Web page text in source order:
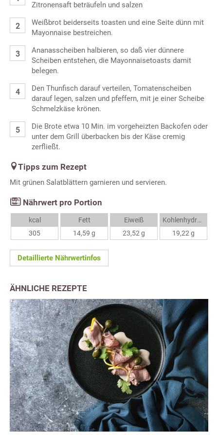
Zitronensaft beträufeln und salzen
Weißbrot beiderseits toasten und eine Seite dünn mit
Mayonnaise bestreichen.
Ananasscheiben halbieren, so daß vier dünnere
Scheiben entstehen, die Mayonnaisetoasts damit
belegen.
Den Thunfisch darauf verteilen, Tomatenscheiben
darauf legen, salzen und pfeffern, mit je einer Scheibe
Schmelzkäse krönen.
Die Brote etwa 10 Min. im vorgeheizten Backofen oder
unter dem Grill überbacken bis der Käse cremig
zerfließt.
Tipps zum Rezept
Mit grünen Salatblättern garnieren und servieren.
Nährwert pro Portion
kcal
305
Fett
14,59 g
Eiweiß
23,52 g
Kohlenhydrate
19,22 g
Detaillierte Nährwertinfos
ÄHNLICHE REZEPTE